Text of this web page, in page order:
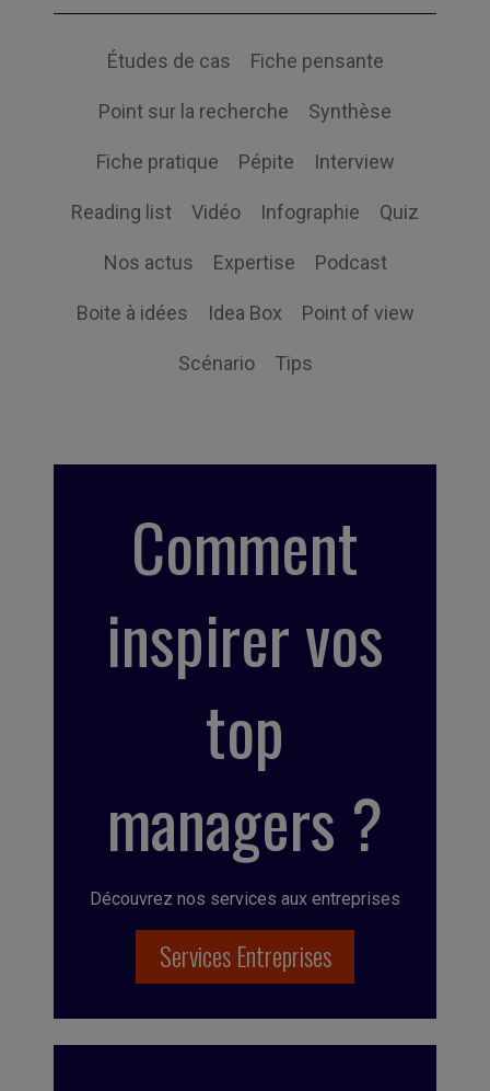
Études de cas Fiche pensante
Point sur la recherche Synthèse
Fiche pratique Pépite Interview
Reading list Vidéo Infographie Quiz
Nos actus Expertise Podcast
Boite à idées Idea Box Point of view
Scénario Tips
Comment
inspirer vos
top
managers ?
Découvrez nos services aux entreprises
Services Entreprises